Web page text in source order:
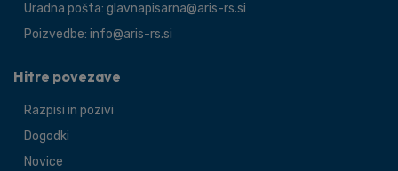
Uradna pošta: glavnapisarna@aris-rs.si
Poizvedbe: info@aris-rs.si
Hitre povezave
Razpisi in pozivi
Dogodki
Novice